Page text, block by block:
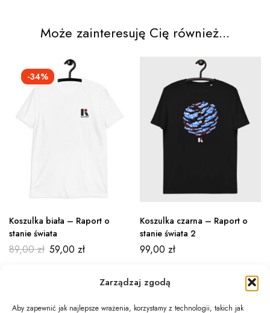
Zarządzaj zgodą
Aby zapewnić jak najlepsze wrażenia, korzystamy z technologii, takich jak
Może zainteresuję Cię również...
-34%
Koszulka biała – Raport o
stanie świata
89,00zł 59,00 zł
Koszulka czarna – Raport o
stanie świata 2
99,00 zł